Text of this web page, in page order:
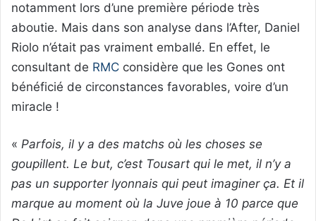
notamment lors d’une première période très
aboutie. Mais dans son analyse dans l’After, Daniel
Riolo n’était pas vraiment emballé. En effet, le
consultant de RMC considère que les Gones ont
bénéficié de circonstances favorables, voire d’un
miracle !
« Parfois, il y a des matchs où les choses se
goupillent. Le but, c’est Tousart qui le met, il n’y a
pas un supporter lyonnais qui peut imaginer ça. Et il
marque au moment où la Juve joue à 10 parce que